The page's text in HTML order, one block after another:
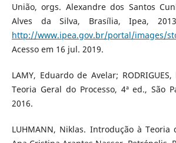
União, orgs. Alexandre dos Santos
Alves da Silva, Brasília, Ipea,
http://www.ipea.gov.br/portal/images/
Acesso em 16 jul. 2019.
LAMY, Eduardo de Avelar;
Teoria Geral do Processo, 4ª ed., São
2016.
LUHMANN, Niklas. Introdução à Teoria